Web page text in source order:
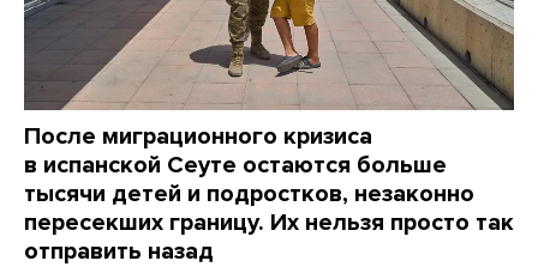
После миграционного кризиса
в испанской Сеуте остаются больше
тысячи детей и подростков, незаконно
пересекших границу. Их нельзя просто так
отправить назад